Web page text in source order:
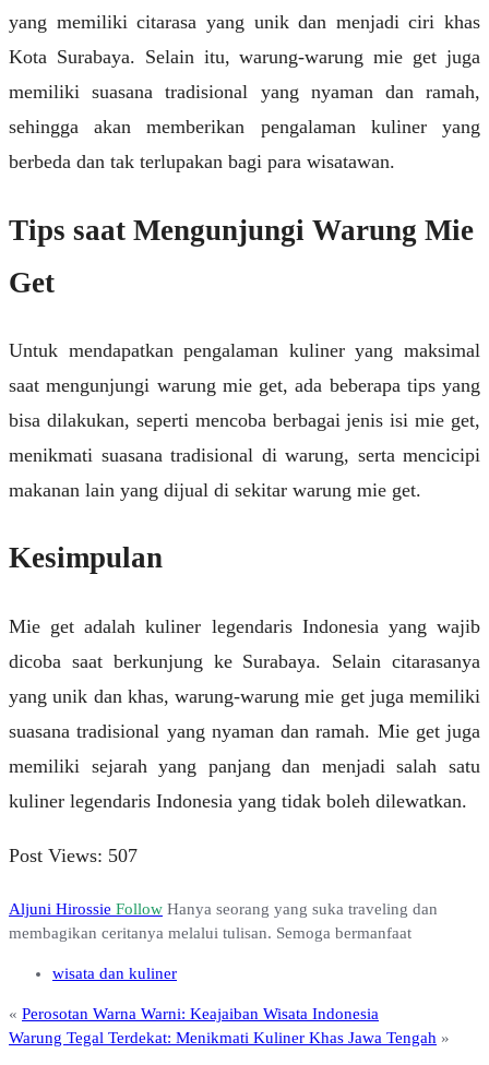
yang memiliki citarasa yang unik dan menjadi ciri khas
Kota Surabaya. Selain itu, warung-warung mie get juga
memiliki suasana tradisional yang nyaman dan ramah,
sehingga akan memberikan pengalaman kuliner yang
berbeda dan tak terlupakan bagi para wisatawan.
Tips saat Mengunjungi Warung Mie
Get
Untuk mendapatkan pengalaman kuliner yang maksimal
saat mengunjungi warung mie get, ada beberapa tips yang
bisa dilakukan, seperti mencoba berbagai jenis isi mie get,
menikmati suasana tradisional di warung, serta mencicipi
makanan lain yang dijual di sekitar warung mie get.
Kesimpulan
Mie get adalah kuliner legendaris Indonesia yang wajib
dicoba saat berkunjung ke Surabaya. Selain citarasanya
yang unik dan khas, warung-warung mie get juga memiliki
suasana tradisional yang nyaman dan ramah. Mie get juga
memiliki sejarah yang panjang dan menjadi salah satu
kuliner legendaris Indonesia yang tidak boleh dilewatkan.
Post Views: 507
Aljuni Hirossie Follow Hanya seorang yang suka traveling dan
membagikan ceritanya melalui tulisan. Semoga bermanfaat
wisata dan kuliner
« Perosotan Warna Warni: Keajaiban Wisata Indonesia
Warung Tegal Terdekat: Menikmati Kuliner Khas Jawa Tengah »